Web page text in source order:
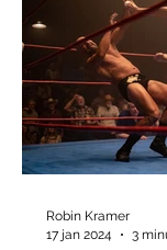
Robin Kramer
17 jan 2024
3